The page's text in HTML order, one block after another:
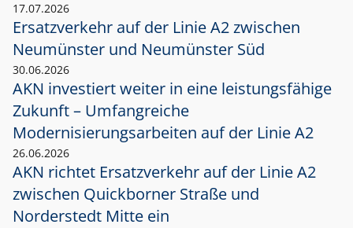
17.07.2026
Ersatzverkehr auf der Linie A2 zwischen
Neumünster und Neumünster Süd
30.06.2026
AKN investiert weiter in eine leistungsfähige
Zukunft – Umfangreiche
Modernisierungsarbeiten auf der Linie A2
26.06.2026
AKN richtet Ersatzverkehr auf der Linie A2
zwischen Quickborner Straße und
Norderstedt Mitte ein